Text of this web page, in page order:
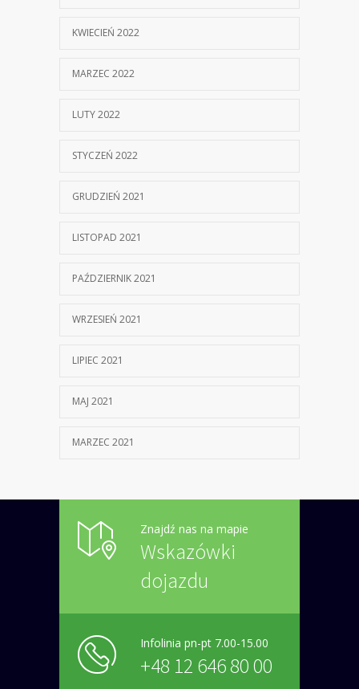
KWIECIEŃ 2022
MARZEC 2022
LUTY 2022
STYCZEŃ 2022
GRUDZIEŃ 2021
LISTOPAD 2021
PAŹDZIERNIK 2021
WRZESIEŃ 2021
LIPIEC 2021
MAJ 2021
MARZEC 2021
Znajdź nas na mapie
Wskazówki
dojazdu
Infolinia pn-pt 7.00-15.00
+48 12 646 80 00